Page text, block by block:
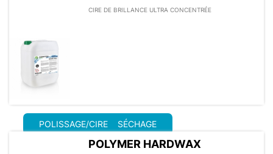
CIRE DE BRILLANCE ULTRA CONCENTRÉE
POLISSAGE/CIRE SÉCHAGE
POLYMER HARDWAX